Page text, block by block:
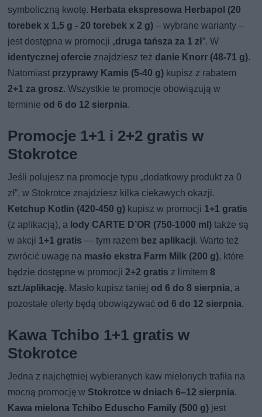
symboliczną kwotę. Herbata ekspresowa Herbapol (20
torebek x 1,5 g - 20 torebek x 2 g) – wybrane warianty –
jest dostępna w promocji „druga tańsza za 1 zł”. W
identycznej ofercie znajdziesz też danie Knorr (48-71 g).
Natomiast przyprawy Kamis (5-40 g) kupisz z rabatem
2+1 za grosz. Wszystkie te promocje obowiązują w
terminie od 6 do 12 sierpnia.
Promocje 1+1 i 2+2 gratis w
Stokrotce
Jeśli polujesz na promocje typu „dodatkowy produkt za 0
zł”, w Stokrotce znajdziesz kilka ciekawych okazji.
Ketchup Kotlin (420-450 g) kupisz w promocji 1+1 gratis
(z aplikacją), a lody CARTE D’OR (750-1000 ml) także są
w akcji 1+1 gratis — tym razem bez aplikacji. Warto też
zwrócić uwagę na masło ekstra Farm Milk (200 g), które
będzie dostępne w promocji2+2 gratis z limitem8
szt./aplikację. Masło kupisz taniej od 6 do 8 sierpnia, a
pozostałe oferty będą obowiązywać od 6 do 12 sierpnia.
Kawa Tchibo 1+1 gratis w
Stokrotce
Jedna z najchętniej wybieranych kaw mielonych trafiła na
mocną promocję w Stokrotce w dniach 6–12 sierpnia.
Kawa mielona Tchibo Eduscho Family (500 g) jest